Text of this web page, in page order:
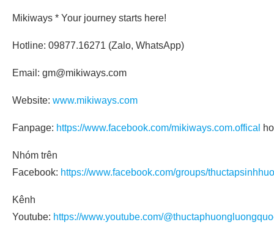
Mikiways * Your journey starts here!
Hotline: 09877.16271 (Zalo, WhatsApp)
Email: gm@mikiways.com
Website: www.mikiways.com
Fanpage: https://www.facebook.com/mikiways.com.offical
Nhóm trên
Facebook: https://www.facebook.com/groups/
Kênh
Youtube: https://www.youtube.com/